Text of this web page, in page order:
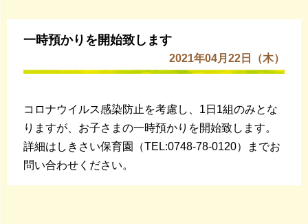
一時預かりを開始致します
2021年04月22日（木）
コロナウイルス感染防止を考慮し、1日1組のみとな
りますが、お子さまの一時預かりを開始致します。
詳細はしきさい保育園（TEL:0748-78-0120）までお
問い合わせください。